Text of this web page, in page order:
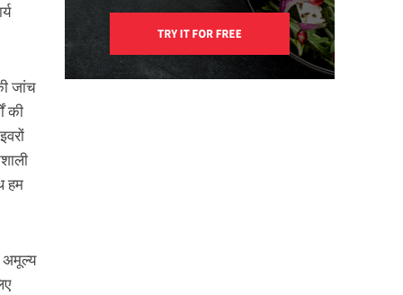
जांच
की
हम
अमूल्य